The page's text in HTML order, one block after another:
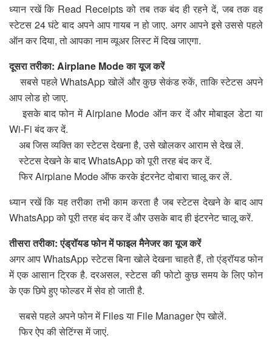
ध्यान रखें कि Read Receipts को तब तक बंद ही रहने दें, जब तक वह
स्टेटस 24 घंटे बाद अपने आप गायब न हो जाए. अगर आपने इसे उससे पहले
ऑन कर दिया, तो आपका नाम व्यूअर लिस्ट में दिख जाएगा.
दूसरा तरीका: Airplane Mode का यूज करें
सबसे पहले WhatsApp खोलें और कुछ सेकंड रुकें, ताकि स्टेटस अपने
आप लोड हो जाए.
इसके बाद फोन में Airplane Mode ऑन कर दें और मोबाइल डेटा या
Wi-Fi बंद कर दें.
अब जिस व्यक्ति का स्टेटस देखना है, उसे खोलकर आराम से देख लें.
स्टेटस देखने के बाद WhatsApp को पूरी तरह बंद कर दें.
फिर Airplane Mode ऑफ करके इंटरनेट दोबारा चालू कर लें.
ध्यान रखें कि यह तरीका तभी काम करता है जब स्टेटस देखने के बाद आप
WhatsApp को पूरी तरह बंद कर दें और उसके बाद ही इंटरनेट चालू करें.
तीसरा तरीका: एंड्रॉयड फोन में फाइल मैनेजर का यूज करें
अगर आप WhatsApp स्टेटस बिना खोले देखना चाहते हैं, तो एंड्रॉयड फोन
में एक आसान ट्रिक है. दरअसल, स्टेटस की फोटो कुछ समय के लिए फोन
के एक छिपे हुए फोल्डर में सेव हो जाती है.
सबसे पहले अपने फोन में Files या File Manager ऐप खोलें.
फिर ऐप की सेटिंग्स में जाएं.